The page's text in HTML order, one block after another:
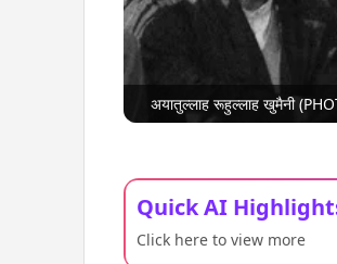
अयातुल्लाह रूहुल्लाह खुमैनी
Quick AI
Click here to view more